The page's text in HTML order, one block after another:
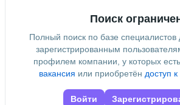
Поиск
Полный поиск по базе специалистов
зарегистрированным
профилем компании, у которых есть
вакансия или приобретён доступ
Войти